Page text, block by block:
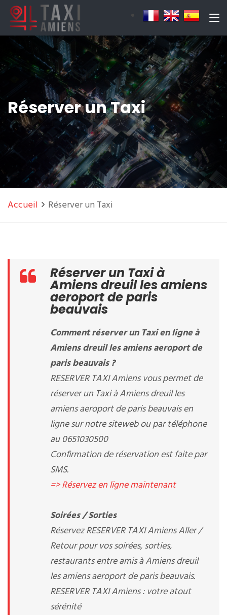
Réserver un Taxi
Accueil Réserver un Taxi
Réserver un Taxi à
Amiens dreuil les amiens
aeroport de paris
beauvais
Comment réserver un Taxi en ligne à
Amiens dreuil les amiens aeroport de
paris beauvais ?
RESERVER TAXI Amiens vous permet de
réserver un Taxi à Amiens dreuil les
amiens aeroport de paris beauvais en
ligne sur notre siteweb ou par téléphone
au 0651030500
Confirmation de réservation est faite par
SMS.
=> Réservez en ligne maintenant
Soirées / Sorties
Réservez RESERVER TAXI Amiens Aller /
Retour pour vos soirées, sorties,
restaurants entre amis à Amiens dreuil
les amiens aeroport de paris beauvais.
RESERVER TAXI Amiens : votre atout
sérénité